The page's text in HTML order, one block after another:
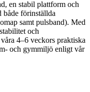
en stabil plattform och
både förinställda
samt pulsband). Med
och
4–6 veckors praktiska
och gymmiljö enligt vår